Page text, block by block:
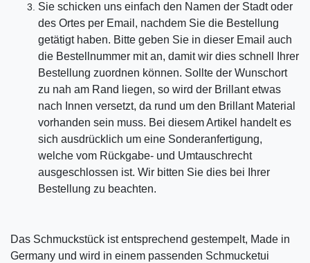
Sie schicken uns einfach den Namen der Stadt oder
des Ortes per Email, nachdem Sie die Bestellung
getätigt haben. Bitte geben Sie in dieser Email auch
die Bestellnummer mit an, damit wir dies schnell Ihrer
Bestellung zuordnen können. Sollte der Wunschort
zu nah am Rand liegen, so wird der Brillant etwas
nach Innen versetzt, da rund um den Brillant Material
vorhanden sein muss. Bei diesem Artikel handelt es
sich ausdrücklich um eine Sonderanfertigung,
welche vom Rückgabe- und Umtauschrecht
ausgeschlossen ist. Wir bitten Sie dies bei Ihrer
Bestellung zu beachten.
Das Schmuckstück ist entsprechend gestempelt, Made in
Germany und wird in einem passenden Schmucketui